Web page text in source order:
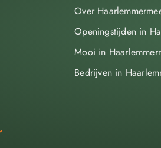
Over
Openingstijden in
Mooi in
Bedrijven in